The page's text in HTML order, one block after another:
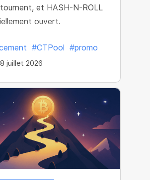
et HASH-N-ROLL
ouvert.
#CTPool #promo
juillet 2026